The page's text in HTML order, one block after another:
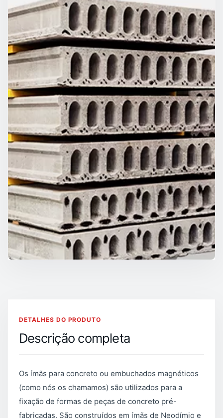
DETALHES DO PRODUTO
Descrição completa
Os ímãs para concreto ou embuchados magnéticos
(como nós os chamamos) são utilizados para a
fixação de formas de peças de concreto pré-
fabricadas. São construídos em ímãs de Neodímio e